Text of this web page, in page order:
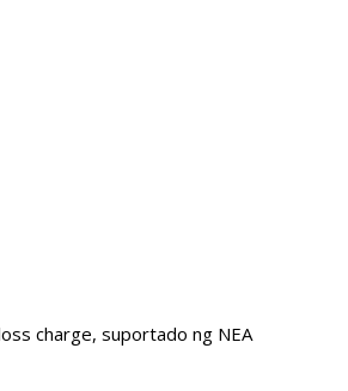
charge, suportado ng NEA